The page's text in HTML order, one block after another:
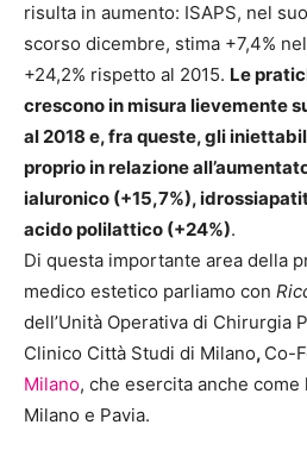
risulta in aumento: ISAPS, nel
scorso dicembre, stima +7,4%
+24,2% rispetto al 2015. Le
crescono in misura lievemente
al 2018 e, fra queste, gli
proprio in relazione
ialuronico (+15,7%),
acido polilattico (+24%).
Di questa importante area della
medico estetico parliamo con
dell’Unità Operativa di Chirurgia
Clinico Città Studi di Milano, Co-
Milano, che esercita anche
Milano e Pavia.